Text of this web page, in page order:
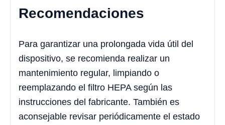
Recomendaciones
Para garantizar una prolongada vida útil del
dispositivo, se recomienda realizar un
mantenimiento regular, limpiando o
reemplazando el filtro HEPA según las
instrucciones del fabricante. También es
aconsejable revisar periódicamente el estado